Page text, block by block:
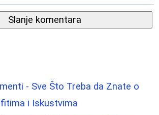
Slanje komentara
- Sve Što Treba da Znate o
i Iskustvima